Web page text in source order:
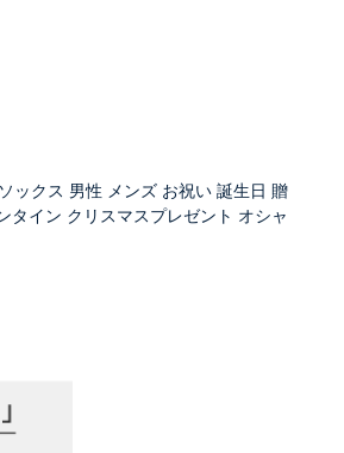
ックス 男性 メンズ お祝い 誕生日 贈
タイン クリスマスプレゼント オシャ